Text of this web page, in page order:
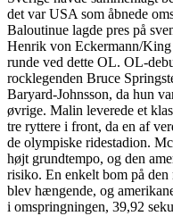
det var USA som åbnede
Baloutinue lagde pres på
Henrik von Eckermann/King
runde ved dette OL. OL-
rocklegenden Bruce
Baryard-Johnsson, da hun
øvrige. Malin leverede et
tre ryttere i front, da en af
de olympiske ridestadion.
højt grundtempo, og den
risiko. En enkelt bom på
blev hængende, og
i omspringningen, 39,92